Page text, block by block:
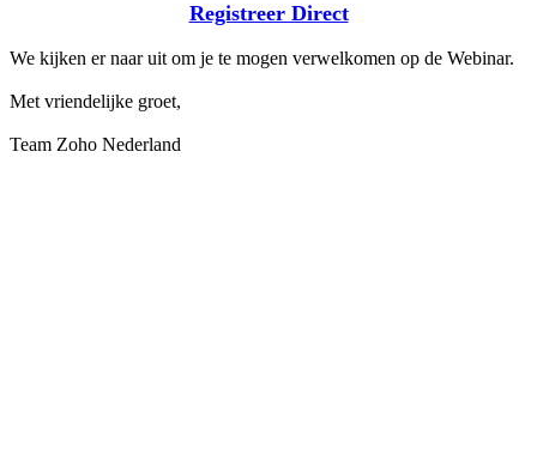
Registreer Direct
We kijken er naar uit om je te mogen verwelkomen op de Webinar.
Met vriendelijke groet,
Team Zoho Nederland